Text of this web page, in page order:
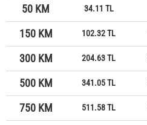
50 KM 34.11 TL
150 KM 102.32 TL
300 KM 204.63 TL
500 KM 341.05 TL
750 KM 511.58 TL